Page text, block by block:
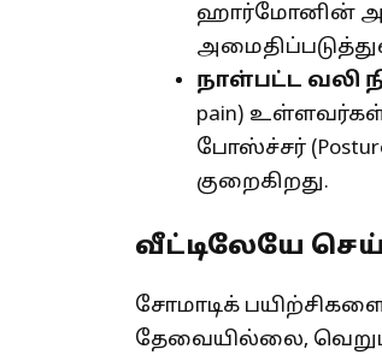
ஹார்மோனின்
நாள்பட்ட வலி
pain)
போஸ்ச்சர்
குறைகிறது.
வீட்டிலேயே
சோமாடிக்
தேவையில்லை,